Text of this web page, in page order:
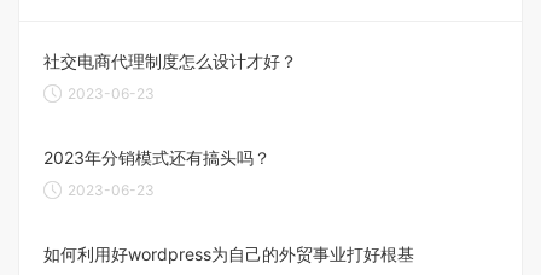
社交电商代理制度怎么设计才好？
2023-06-23
2023年分销模式还有搞头吗？
2023-06-23
如何利用好wordpress为自己的外贸事业打好根基